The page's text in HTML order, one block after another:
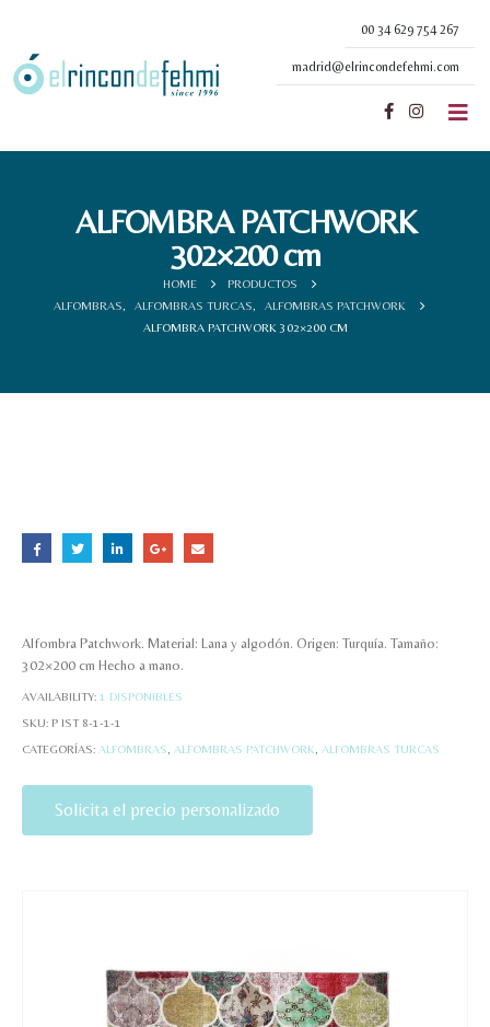
00 34 629 754 267
madrid@elrincondefehmi.com
ALFOMBRA PATCHWORK
302×200 cm
HOME
PRODUCTOS
ALFOMBRAS
ALFOMBRAS TURCAS
ALFOMBRAS PATCHWORK
ALFOMBRA PATCHWORK 302×200 CM
Alfombra Patchwork. Material: Lana y algodón. Origen: Turquía. Tamaño:
302×200 cm Hecho a mano.
AVAILABILITY: 1 DISPONIBLES
SKU: P IST 8-1-1-1
CATEGORÍAS: ALFOMBRAS ALFOMBRAS PATCHWORK ALFOMBRAS TURCAS
Solicita el precio personalizado